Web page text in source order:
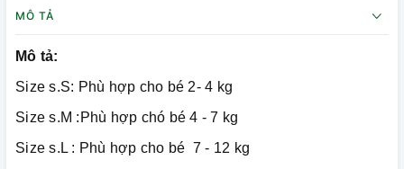
MÔ TẢ
Mô tả:
Size s.S: Phù hợp cho bé 2- 4 kg
Size s.M :Phù hợp chó bé 4 - 7 kg
Size s.L : Phù hợp cho bé 7 - 12 kg